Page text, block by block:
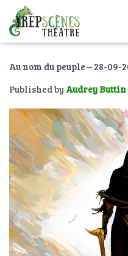
Au nom du peuple – 28-09-
Published by Audrey Buttin